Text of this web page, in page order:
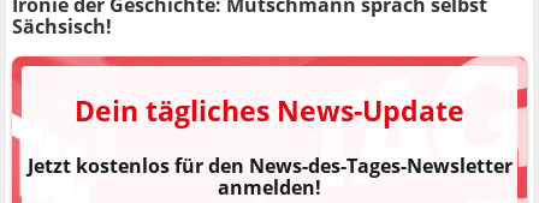
Ironie der Geschichte: Mutschmann sprach selbst
Sächsisch!
Dein tägliches News-Update
Jetzt kostenlos für den News-des-Tages-Newsletter
anmelden!